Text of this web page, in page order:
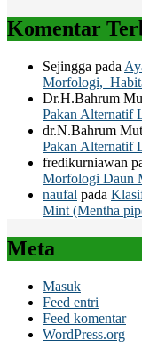
Komentar
Sejingga pada
Morfologi,
Dr.H.Bahrum
Pakan Alternatif
dr.N.Bahrum
Pakan Alternatif
fredikurniawan
Morfologi Daun
naufal pada
Mint (Mentha
Meta
Masuk
Feed entri
Feed komentar
WordPress.org